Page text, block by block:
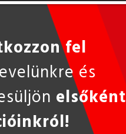
fel
és
elsőként